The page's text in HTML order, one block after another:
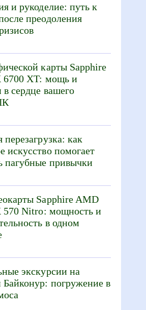
и рукоделие: путь к
преодоления
карты Sapphire
6700 XT: мощь и
сердце вашего
перезагрузка: как
искусство помогает
пагубные привычки
Sapphire AMD
570 Nitro: мощность и
в одном
экскурсии на
Байконур: погружение в